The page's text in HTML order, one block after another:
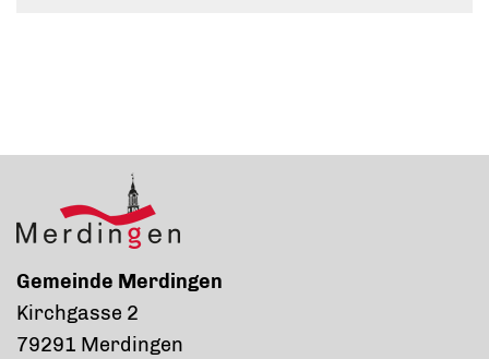
Gemeinde Merdingen
Kirchgasse 2
79291 Merdingen